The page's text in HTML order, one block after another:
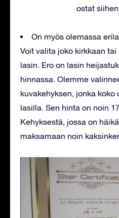
ostat
On myös olemassa
Voit valita joko kirkkaan
lasin. Ero on lasin
hinnassa. Olemme
kuvakehyksen, jonka koko
lasilla. Sen hinta on noin
Kehyksestä, jossa on
maksamaan noin